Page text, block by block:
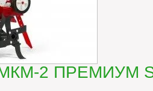
2 ПРЕМИУМ